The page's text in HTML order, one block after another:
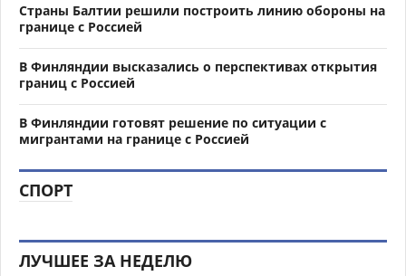
Страны Балтии решили построить линию обороны на
границе с Россией
В Финляндии высказались о перспективах открытия
границ с Россией
В Финляндии готовят решение по ситуации с
мигрантами на границе с Россией
СПОРТ
ЛУЧШЕЕ ЗА НЕДЕЛЮ